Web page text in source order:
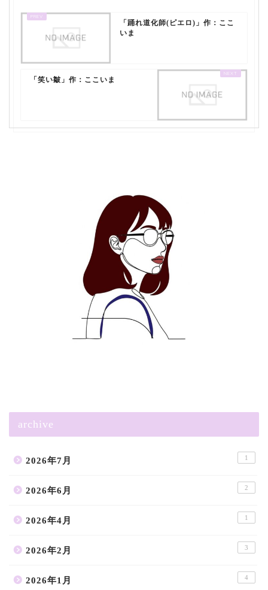
「踊れ道化師(ピエロ)」作：ここ
いま
「笑い皺」作：ここいま
archive
2026年7月 1
2026年6月 2
2026年4月 1
2026年2月 3
2026年1月 4